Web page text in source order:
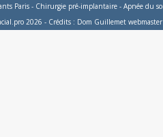
Paris - Chirurgie pré-implantaire - Apnée du
2026 - Crédits : Dom Guillemet webmaster